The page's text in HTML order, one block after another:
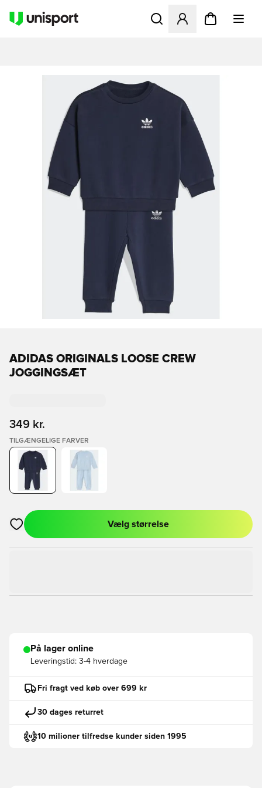
Åbner en Modal til at
ADIDAS ORIGINALS LOOSE CREW
JOGGINGSÆT
349 kr.
TILGÆNGELIGE FARVER
Åbner en Modal til at logge ind eller tilmelde dig som medlem
Vælg størrelse
På lager online
Leveringstid: 3-4 hverdage
Fri fragt ved køb over 699 kr
30 dages returret
10 milioner tilfredse kunder siden 1995